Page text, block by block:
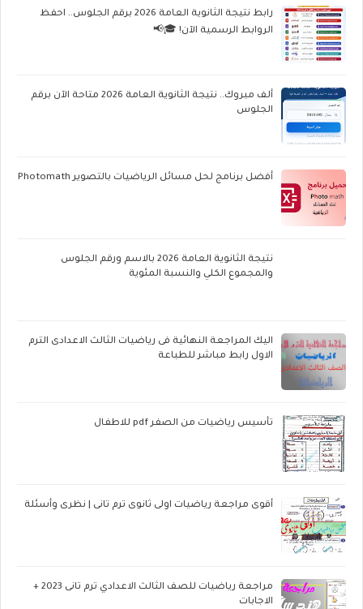
رابط نتيجة الثانوية العامة 2026 برقم الجلوس.. احفظ
الروابط الرسمية الآن! 🎓📢
ألف مبروك.. نتيجة الثانوية العامة 2026 متاحة الآن برقم
الجلوس
أفضل برنامج لحل مسائل الرياضيات بالتصوير Photomath
نتيجة الثانوية العامة 2026 بالاسم ورقم الجلوس
والمجموع الكلي والنسبة المئوية
اليك المراجعة النهائية فى رياضيات الثالث الاعدادى الترم
الاول رابط مباشر للطباعة
تأسيس رياضيات من الصفر pdf للاطفال
أقوى مراجعة رياضيات اولى ثانوى ترم تانى | نظرى وأسئلة
مراجعة رياضيات للصف الثالث الاعدادي ترم تانى 2023 +
الاجابات